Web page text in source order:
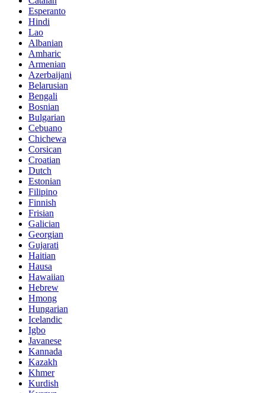
Esperanto
Hindi
Lao
Albanian
Amharic
Armenian
Azerbaijani
Belarusian
Bengali
Bosnian
Bulgarian
Cebuano
Chichewa
Corsican
Croatian
Dutch
Estonian
Filipino
Finnish
Frisian
Galician
Georgian
Gujarati
Haitian
Hausa
Hawaiian
Hebrew
Hmong
Hungarian
Icelandic
Igbo
Javanese
Kannada
Kazakh
Khmer
Kurdish